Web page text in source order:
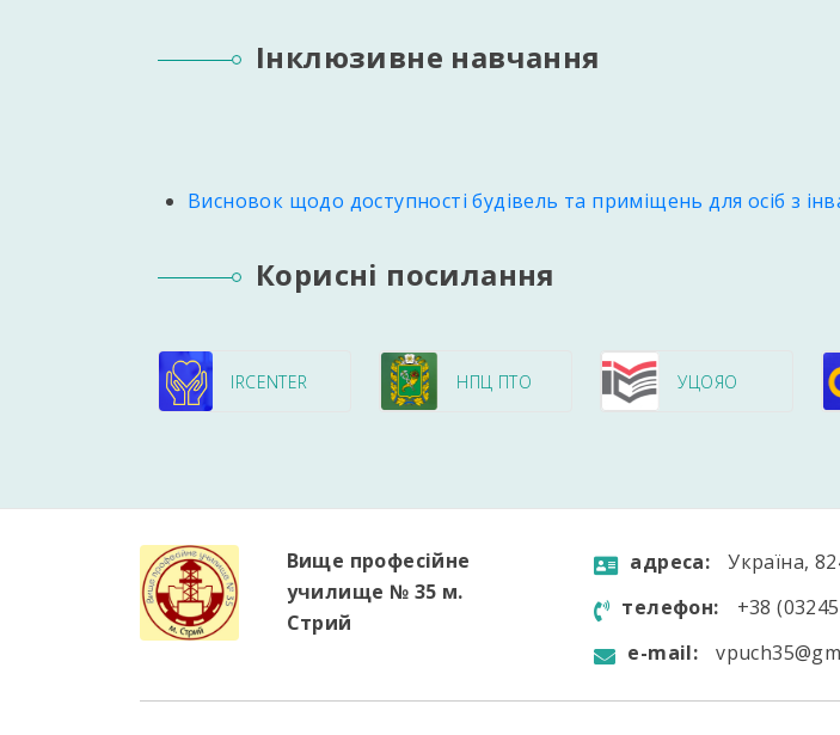
Інклюзивне навчання
Висновок щодо доступності будівель та приміщень для осіб з
Корисні посилання
IRCENTER НПЦ ПТО УЦОЯО
Вище професійне
училище № 35 м.
Стрий
aдресa:
Україна,
телефон:
+38
e-mail: